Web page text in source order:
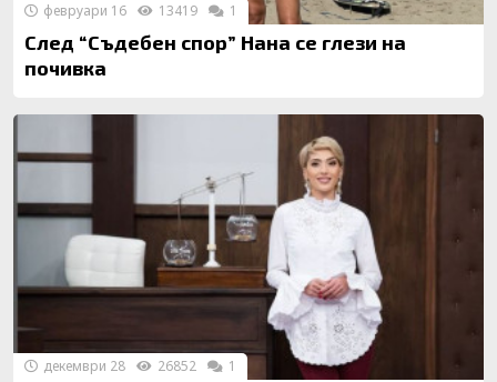
След “Съдебен спор” Нана се глези на
почивка
февруари 16 13419 1
декември 28 26852 1